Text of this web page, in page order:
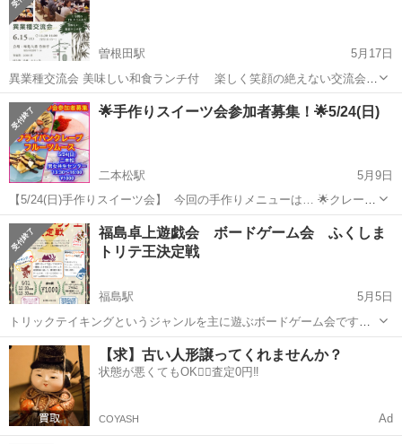
す。皆さんのご参加楽...
曽根田駅
5月17日
異業種交流会 美味しい和食ランチ付 楽しく笑顔の絶えない交流会を
目指してます！！ ご参加希望の方はご連絡お待ちしております。
福島 福島市 曽根田駅 その他 ランチ
🌟手作りスイーツ会参加者募集！🌟5/24(日)
二本松駅
5月9日
【5/24(日)手作りスイーツ会】 ⁡ 今回の手作りメニューは… 🌟クレープ
🌟フルーツムース ⚫︎クレープ フライパンで焼くクレープ！好みの具材
を巻いてオリジナルのクレープを作りましょう✨ ⚫︎フルーツムース ク
レープ...
福島 二本松市 二本松駅 その他 スイーツ
福島卓上遊戯会 ボードゲーム会 ふくしま
トリテ王決定戦
福島駅
5月5日
トリックテイキングというジャンルを主に遊ぶボードゲーム会です。
大会ということで、勝利数による順位付けをいたします。 上位入賞者
にはプレゼントもご用意いたしました！ 福島市で一番トリックテイキ
ングがうまい人を決めま...
福島 福島市 福島駅 その他
【求】古い人形譲ってくれませんか？
状態が悪くてもOK🙆‍♀️査定0円‼️
COYASH Ad